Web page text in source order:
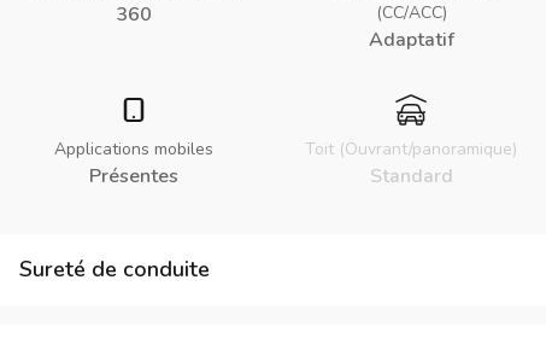
360
(CC/ACC)
Adaptatif
Applications mobiles
Présentes
Toit (Ouvrant/panoramique)
Standard
Sureté de conduite